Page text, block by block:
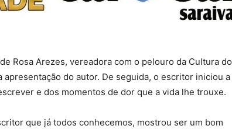
Rosa Arezes, vereadora com o pelouro da Cultura do
apresentação do autor. De seguida, o escritor iniciou a
e dos momentos de dor que a vida lhe trouxe.
que já todos conhecemos, mostrou ser um bom